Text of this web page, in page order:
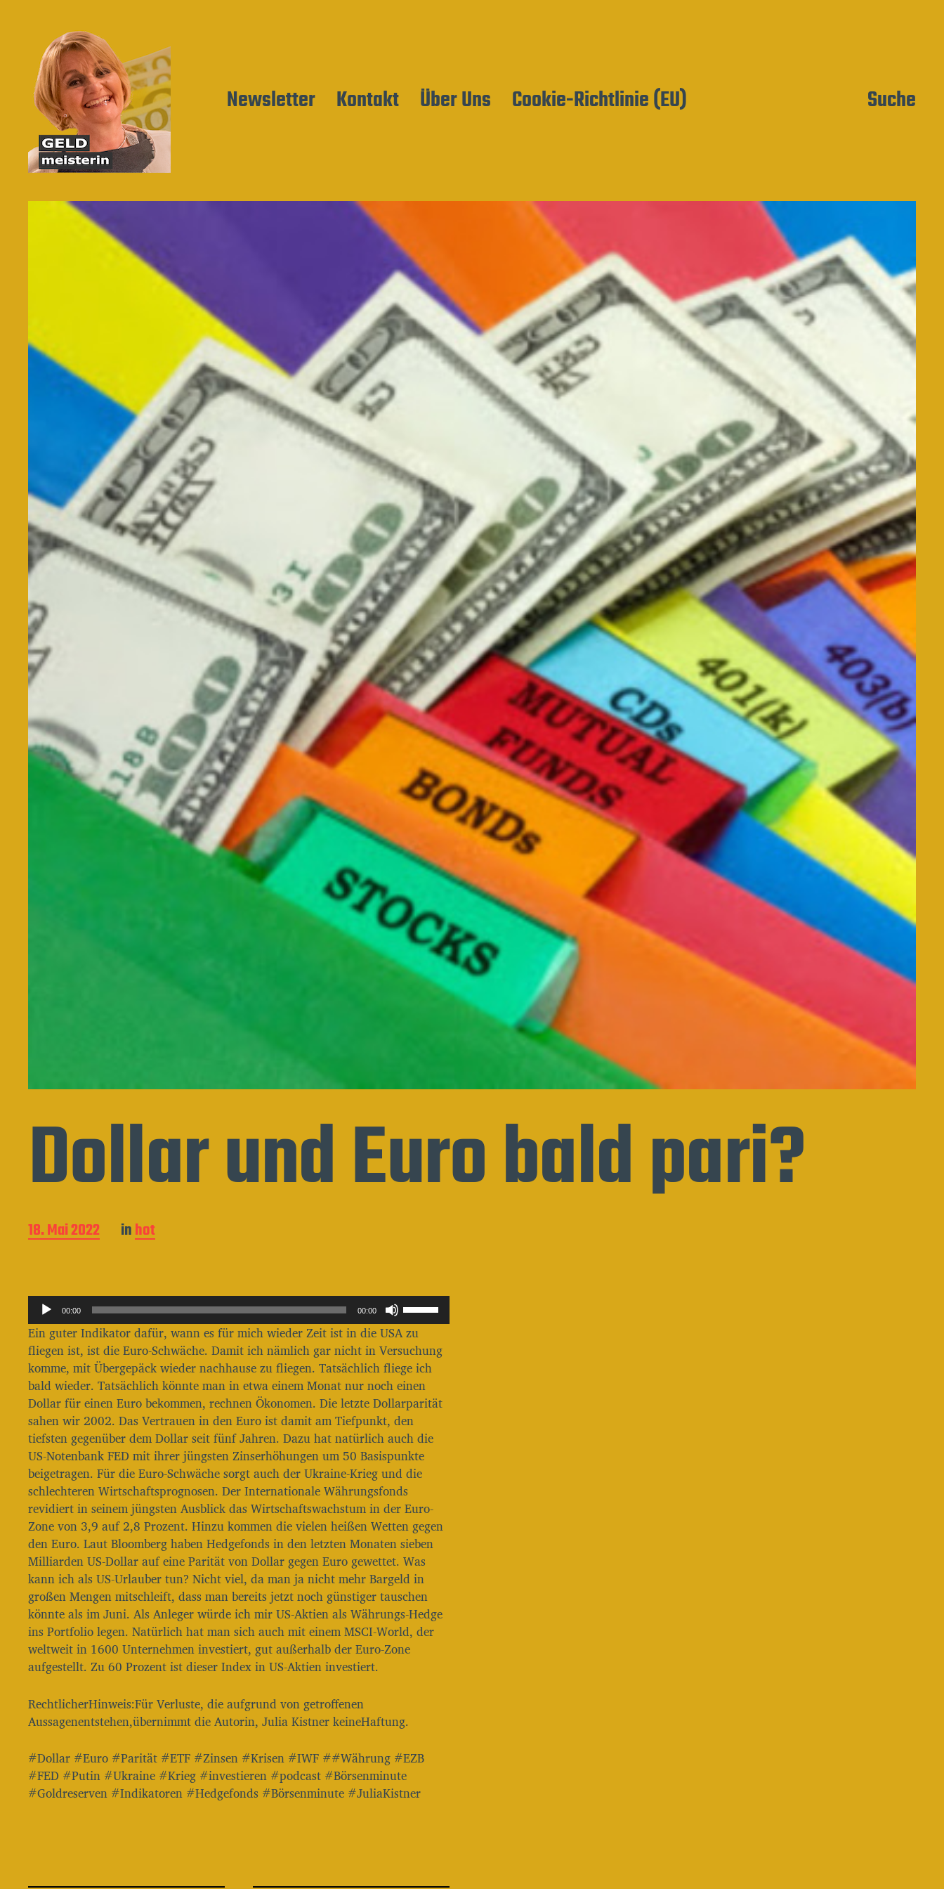
Newsletter Kontakt Über Uns Cookie-Richtlinie (EU) Suche
Dollar und Euro bald pari?
B
e
r
g
s
d
a
t
u
m
18. Mai 2022 inhot
u
d
i
o
-
P
l
a
y
e
r
00:00 00:00
f
e
l
t
a
s
e
n
H
o
h
/
R
u
n
t
e
r
b
e
n
u
,
m
d
i
e
Ein guter Indikator dafür, wann es für mich wieder Zeit ist in die USA zu
fliegen ist, ist die Euro-Schwäche. Damit ich nämlich gar nicht in Versuchung
komme, mit Übergepäck wieder nachhause zu fliegen. Tatsächlich fliege ich
bald wieder. Tatsächlich könnte man in etwa einem Monat nur noch einen
Dollar für einen Euro bekommen, rechnen Ökonomen. Die letzte Dollarparität
sahen wir 2002. Das Vertrauen in den Euro ist damit am Tiefpunkt, den
tiefsten gegenüber dem Dollar seit fünf Jahren. Dazu hat natürlich auch die
US-Notenbank FED mit ihrer jüngsten Zinserhöhungen um 50 Basispunkte
beigetragen. Für die Euro-Schwäche sorgt auch der Ukraine-Krieg und die
schlechteren Wirtschaftsprognosen. Der Internationale Währungsfonds
revidiert in seinem jüngsten Ausblick das Wirtschaftswachstum in der Euro-
Zone von 3,9 auf 2,8 Prozent. Hinzu kommen die vielen heißen Wetten gegen
den Euro. Laut Bloomberg haben Hedgefonds in den letzten Monaten sieben
Milliarden US-Dollar auf eine Parität von Dollar gegen Euro gewettet. Was
kann ich als US-Urlauber tun? Nicht viel, da man ja nicht mehr Bargeld in
großen Mengen mitschleift, dass man bereits jetzt noch günstiger tauschen
könnte als im Juni. Als Anleger würde ich mir US-Aktien als Währungs-Hedge
ins Portfolio legen. Natürlich hat man sich auch mit einem MSCI-World, der
weltweit in 1600 Unternehmen investiert, gut außerhalb der Euro-Zone
aufgestellt. Zu 60 Prozent ist dieser Index in US-Aktien investiert.
RechtlicherHinweis:Für Verluste, die aufgrund von getroffenen
Aussagenentstehen,übernimmt die Autorin, Julia Kistner keineHaftung.
#Dollar #Euro #Parität #ETF #Zinsen #Krisen #IWF ##Währung #EZB
#FED #Putin #Ukraine #Krieg #investieren #podcast #Börsenminute
#Goldreserven #Indikatoren #Hedgefonds #Börsenminute #JuliaKistner